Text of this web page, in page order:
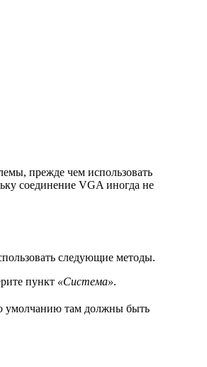
прежде чем использовать
соединение VGA иногда не
следующие методы.
пункт «Система».
умолчанию там должны быть